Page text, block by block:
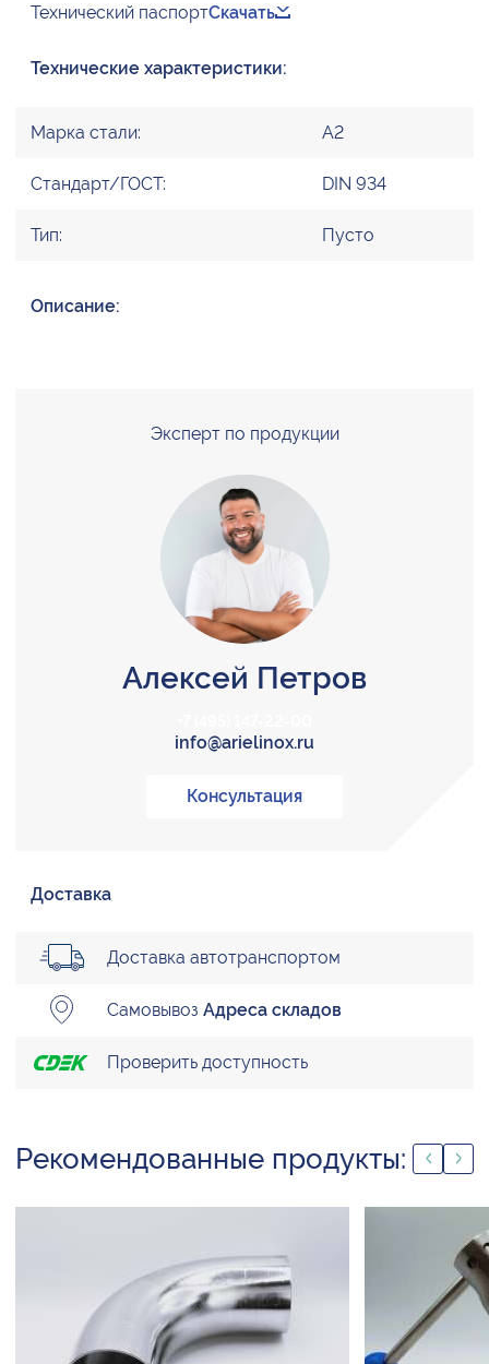
Технический паспортСкачать
Технические характеристики:
Марка стали: А2
Стандарт/ГОСТ: DIN 934
Тип: Пусто
Описание:
Эксперт по продукции
Алексей Петров
info@arielinox.ru
Консультация
Доставка
Доставка автотранспортом
Самовывоз Адреса складов
Проверить доступность
Рекомендованные продукты: